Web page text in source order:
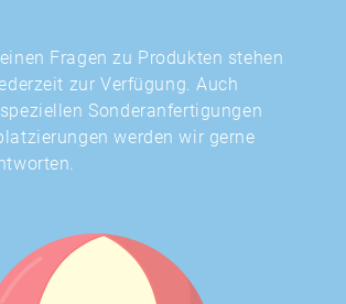
Fragen zu Produkten stehen
zur Verfügung. Auch
Sonderanfertigungen
werden wir gerne